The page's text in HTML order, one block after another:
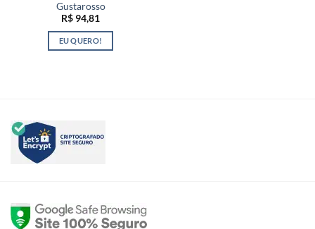
Gustarosso
R$ 94,81
EU QUERO!